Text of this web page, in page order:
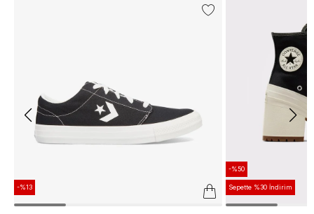
-%13
-%50
Sepette %30 İndirim